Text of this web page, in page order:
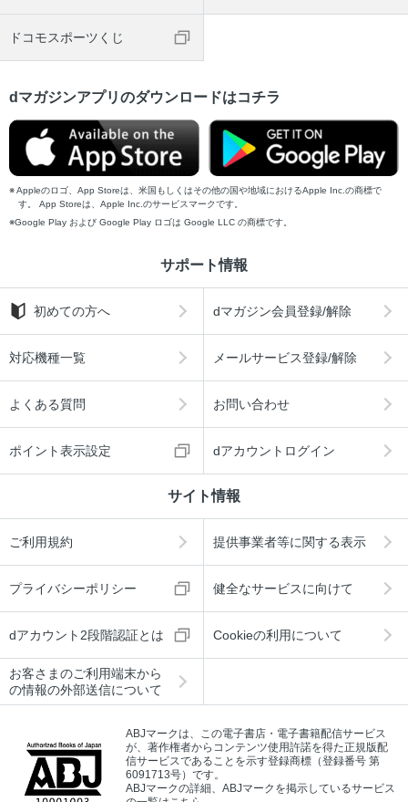
ドコモスポーツくじ
dマガジンアプリのダウンロードはコチラ
Appleのロゴ、App Storeは、米国もしくはその他の国や地域におけるApple Inc.の商標で
す。 App Storeは、Apple Inc.のサービスマークです。
Google Play および Google Play ロゴは Google LLC の商標です。
サポート情報
初めての方へ dマガジン会員登録/解除
対応機種一覧 メールサービス登録/解除
よくある質問 お問い合わせ
ポイント表示設定 dアカウントログイン
サイト情報
ご利用規約 提供事業者等に関する表示
プライバシーポリシー 健全なサービスに向けて
dアカウント2段階認証とは Cookieの利用について
お客さまのご利用端末から
の情報の外部送信について
ABJマークは、この電子書店・電子書籍配信サービス
が、著作権者からコンテンツ使用許諾を得た正規版配
信サービスであることを示す登録商標（登録番号 第
6091713号）です。
ABJマークの詳細、ABJマークを掲示しているサービス